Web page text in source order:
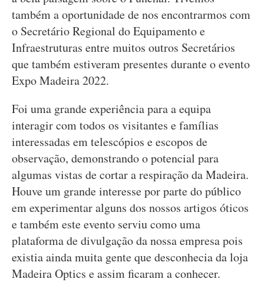
também a oportunidade de nos encontrarmos com
o Secretário Regional do Equipamento e
Infraestruturas entre muitos outros Secretários
que também estiveram presentes durante o evento
Expo Madeira 2022.
Foi uma grande experiência para a equipa
interagir com todos os visitantes e famílias
interessadas em telescópios e escopos de
observação, demonstrando o potencial para
algumas vistas de cortar a respiração da Madeira.
Houve um grande interesse por parte do público
em experimentar alguns dos nossos artigos óticos
e também este evento serviu como uma
plataforma de divulgação da nossa empresa pois
existia ainda muita gente que desconhecia da loja
Madeira Optics e assim ficaram a conhecer.